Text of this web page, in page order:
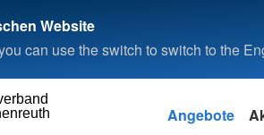
Website
can use the switch to switch to the
Angebote